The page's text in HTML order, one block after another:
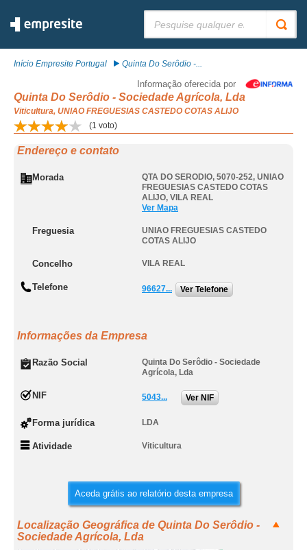
Início Empresite Portugal Quinta Do Serôdio -...
Informação oferecida por
Quinta Do Serôdio - Sociedade Agrícola, Lda
Viticultura, UNIAO FREGUESIAS CASTEDO COTAS ALIJO
(1 voto)
Endereço e contato
Morada QTA DO SERODIO, 5070-252, UNIAO
FREGUESIAS CASTEDO COTAS
ALIJO, VILA REAL
Ver Mapa
Freguesia
UNIAO FREGUESIAS CASTEDO
COTAS ALIJO
Concelho VILA REAL
Telefone 96627... Ver Telefone
Informações da Empresa
Razão Social
Quinta Do Serôdio - Sociedade
Agrícola, Lda
NIF 5043... Ver NIF
Forma jurídica LDA
Atividade Viticultura
Aceda grátis ao relatório desta empresa
Localização Geográfica de Quinta Do Serôdio -
Sociedade Agrícola, Lda